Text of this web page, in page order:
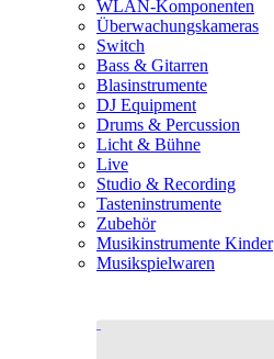
WLAN-Komponenten
Überwachungskameras
Switch
Bass & Gitarren
Blasinstrumente
DJ Equipment
Drums & Percussion
Licht & Bühne
Live
Studio & Recording
Tasteninstrumente
Zubehör
Musikinstrumente Kinder
Musikspielwaren